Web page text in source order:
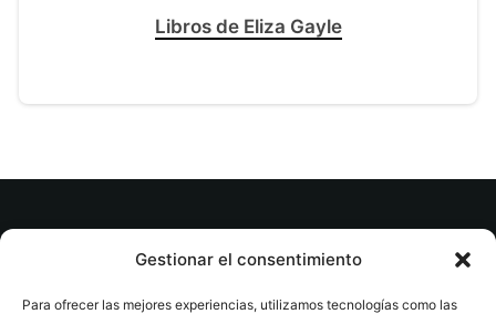
Gestionar el consentimiento
Para ofrecer las mejores experiencias, utilizamos tecnologías como las
Libros de Eliza Gayle
© tuslibrosvip.com · Todos los derechos